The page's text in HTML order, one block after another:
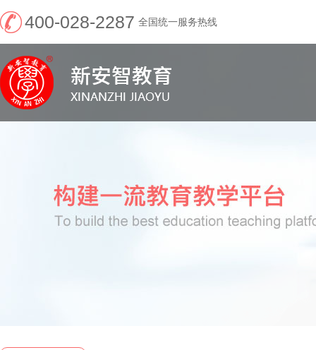
400-028-2287 全国统一服务热线